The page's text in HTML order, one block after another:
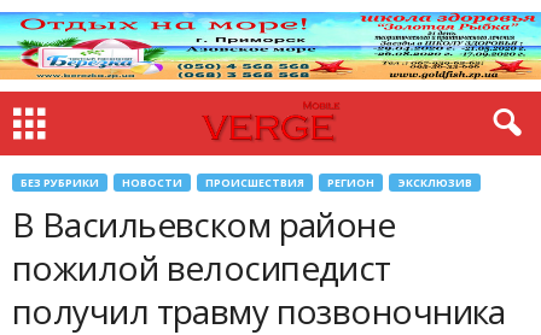
БЕЗ РУБРИКИ НОВОСТИ ПРОИСШЕСТВИЯ РЕГИОН ЭКСКЛЮЗИВ
В Васильевском районе
пожилой велосипедист
получил травму позвоночника